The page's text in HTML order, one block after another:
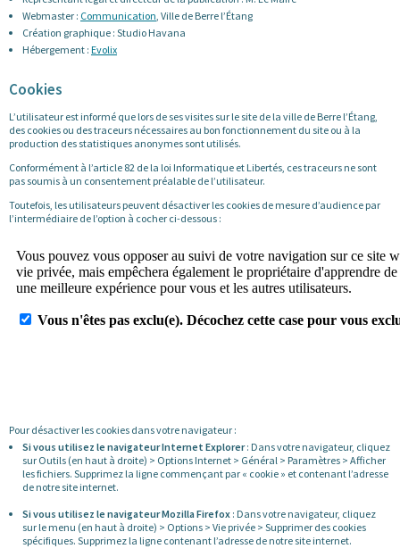
Webmaster : Communication , Ville de Berre l’Étang
Création graphique : Studio Havana
Hébergement : Evolix
Cookies
L’utilisateur est informé que lors de ses visites sur le site de la ville de Berre l’Étang,
des cookies ou des traceurs nécessaires au bon fonctionnement du site ou à la
production des statistiques anonymes sont utilisés.
Conformément à l’article 82 de la loi Informatique et Libertés, ces traceurs ne sont
pas soumis à un consentement préalable de l’utilisateur.
Toutefois, les utilisateurs peuvent désactiver les cookies de mesure d’audience par
l’intermédiaire de l’option à cocher ci-dessous :
Pour désactiver les cookies dans votre navigateur :
Si vous utilisez le navigateur Internet Explorer: Dans votre navigateur, cliquez
sur Outils (en haut à droite) > Options Internet > Général > Paramètres > Afficher
les fichiers. Supprimez la ligne commençant par « cookie » et contenant l’adresse
de notre site internet.
Si vous utilisez le navigateur Mozilla Firefox : Dans votre navigateur, cliquez
sur le menu (en haut à droite) > Options > Vie privée > Supprimer des cookies
spécifiques. Supprimez la ligne contenant l’adresse de notre site internet.